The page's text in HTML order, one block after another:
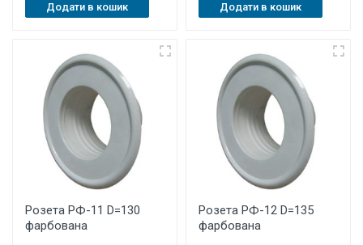
Додати в кошик Додати в кошик
Розета РФ-11 D=130
фарбована
Розета РФ-12 D=135
фарбована